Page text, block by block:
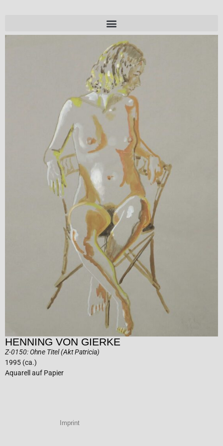
HENNING VON GIERKE
Z-0150: Ohne Titel (Akt Patricia)
1995 (ca.)
Aquarell auf Papier
Imprint